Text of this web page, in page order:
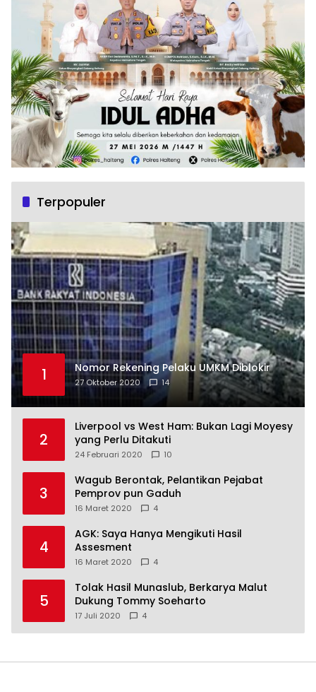
Terpopuler
1 Nomor Rekening Pelaku UMKM Diblokir
27 Oktober 2020 14
2
Liverpool vs West Ham: Bukan Lagi Moyesy
yang Perlu Ditakuti
24 Februari 2020 10
3
Wagub Berontak, Pelantikan Pejabat
Pemprov pun Gaduh
16 Maret 2020 4
4
AGK: Saya Hanya Mengikuti Hasil
Assesment
16 Maret 2020 4
5
Tolak Hasil Munaslub, Berkarya Malut
Dukung Tommy Soeharto
17 Juli 2020 4